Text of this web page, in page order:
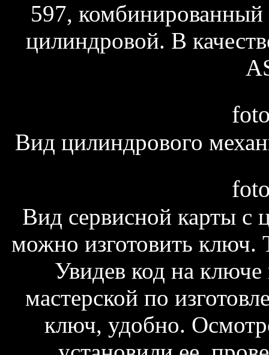
597, комбинированный
цилиндровой. В
Вид цилиндрового
Вид сервисной карты с
можно изготовить ключ.
Увидев код на
мастерской по
ключ, удобно.